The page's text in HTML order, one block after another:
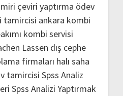
çeviri yaptırma ödev
tamircisi ankara kombi
kombi servisi
Lassen dış cephe
firmaları halı saha
tamircisi Spss Analiz
Spss Analizi Yaptırmak